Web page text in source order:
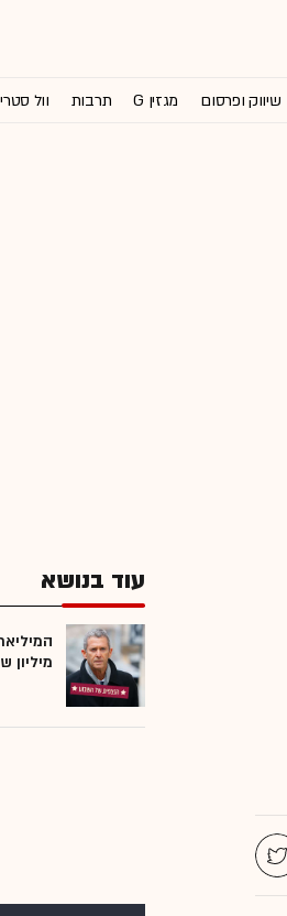
שיווק ופרסום מגזין G תרבות וול
עוד בנושא